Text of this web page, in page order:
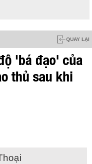
QUAY LẠI
'bá đạo' của
thủ sau khi